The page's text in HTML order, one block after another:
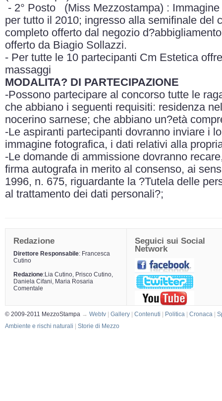
- 2° Posto (Miss Mezzostampa) :
per tutto il 2010; ingresso alla semifinale del
completo offerto dal negozio
offerto da Biagio Sollazzi.
- Per tutte le 10 partecipanti Cm Estetica
massaggi
MODALITA? DI PARTECIPAZIONE
-Possono partecipare al concorso tutte le
che abbiano i seguenti requisiti: residenza
nocerino sarnese; che abbiano un?età
-Le aspiranti partecipanti dovranno inviare i
immagine fotografica, i dati relativi alla
-Le domande di ammissione dovranno
firma autografa in merito al consenso, ai
1996, n. 675, riguardante la ?Tutela delle
al trattamento dei dati personali?;
Redazione
Direttore Responsabile: Francesca
Cutino
Redazione:Lia Cutino, Prisco Cutino,
Daniela Cifani, Maria Rosaria
Comentale
Seguici sui Social
Network
© 2009-2011 MezzoStampa → Webtv Gallery Contenuti Politica Cronaca
Ambiente e rischi naturali Storie di Mezzo